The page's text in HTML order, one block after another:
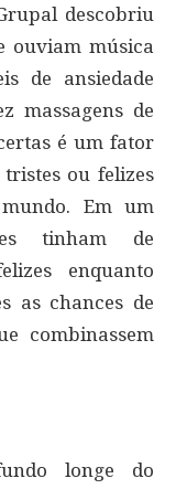
descobriu
ouviam música
de ansiedade
massagens de
é um fator
ou felizes
Em um
tinham de
enquanto
as chances de
combinassem
longe do